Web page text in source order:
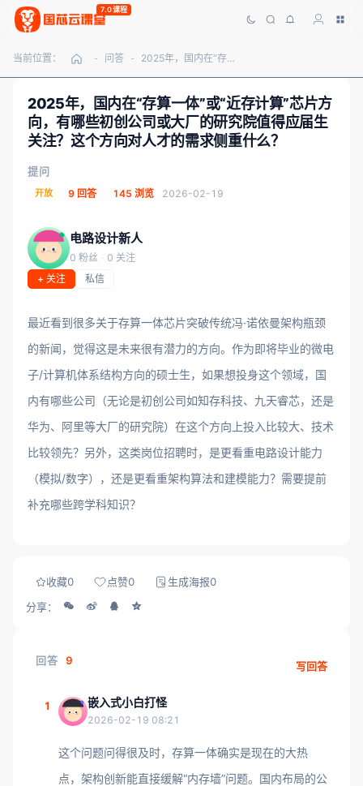
7.0课程
当前位置： - 问答 - 2025年，国内在“存算一体”或“近存计算”芯片方向，有哪些初创公司或大厂的研究院值得应届生关注？这个方向对人才的需求侧重什么？
2025年，国内在“存算一体”或“近存计算”芯片方
向，有哪些初创公司或大厂的研究院值得应届生
关注？这个方向对人才的需求侧重什么？
提问
开放 9 回答 145 浏览 2026-02-19
电路设计新人
0 粉丝 · 0 关注
+ 关注
私信
最近看到很多关于存算一体芯片突破传统冯·诺依曼架构瓶颈
的新闻，觉得这是未来很有潜力的方向。作为即将毕业的微电
子/计算机体系结构方向的硕士生，如果想投身这个领域，国
内有哪些公司（无论是初创公司如知存科技、九天睿芯，还是
华为、阿里等大厂的研究院）在这个方向上投入比较大、技术
比较领先？另外，这类岗位招聘时，是更看重电路设计能力
（模拟/数字），还是更看重架构算法和建模能力？需要提前
补充哪些跨学科知识？
收藏0 点赞0 生成海报0
分享：
回答 9 写回答
1 嵌入式小白打怪
2026-02-19 08:21
这个问题问得很及时，存算一体确实是现在的大热
点，架构创新能直接缓解“内存墙”问题。国内布局的公